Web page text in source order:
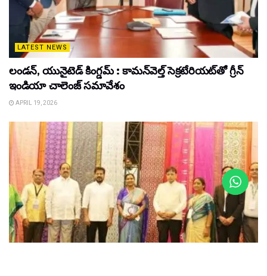
LATEST NEWS
లండన్, యునైటెడ్ కింగ్డమ్ : కామన్‌వెల్త్ సెక్రటేరియట్‌తో గ్రీన్
ఇండియా చాలెంజ్ సమావేశం
APRIL 19, 2026